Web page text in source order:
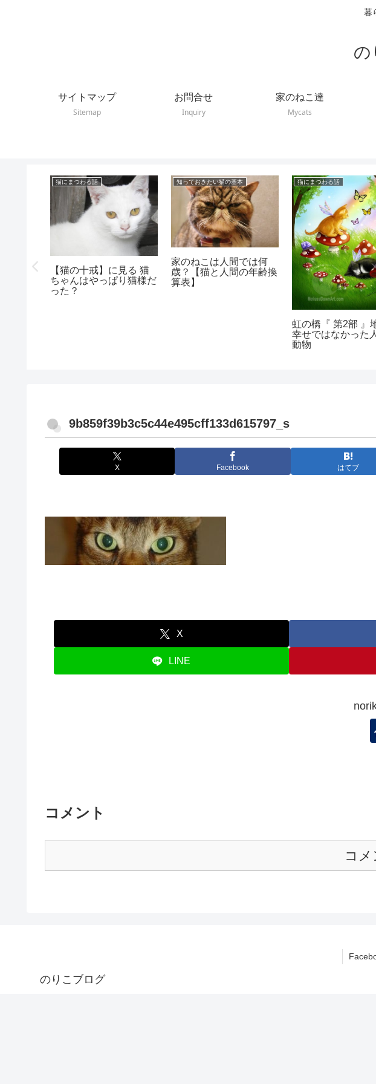
暮
の
サイトマップ
Sitemap
お問合せ
Inquiry
家のねこ達
Mycats
猫にまつわる話
【猫の十戒】に見る 猫
ちゃんはやっぱり猫様だ
った？
知っておきたい猫の基本
家のねこは人間では何
歳？【猫と人間の年齢換
算表】
猫にまつわる話
虹の橋『 第2部 』
幸せではなかった
動物
9b859f39b3c5c44e495cff133d615797_s
X Facebook はてブ
X
LINE
コメント
コ
のりこブログ